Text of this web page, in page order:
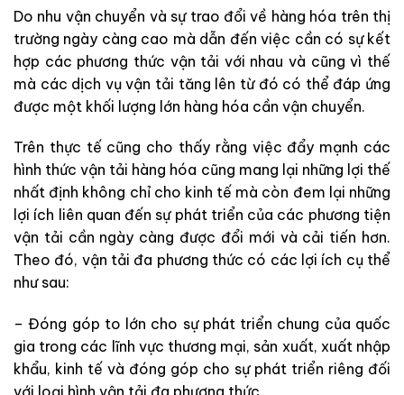
Do nhu vận chuyển và sự trao đổi về hàng hóa trên thị
trường ngày càng cao mà dẫn đến việc cần có sự kết
hợp các phương thức vận tải với nhau và cũng vì thế
mà các dịch vụ vận tải tăng lên từ đó có thể đáp ứng
được một khối lượng lớn hàng hóa cần vận chuyển.
Trên thực tế cũng cho thấy rằng việc đẩy mạnh các
hình thức vận tải hàng hóa cũng mang lại những lợi thế
nhất định không chỉ cho kinh tế mà còn đem lại những
lợi ích liên quan đến sự phát triển của các phương tiện
vận tải cần ngày càng được đổi mới và cải tiến hơn.
Theo đó, vận tải đa phương thức có các lợi ích cụ thể
như sau:
– Đóng góp to lớn cho sự phát triển chung của quốc
gia trong các lĩnh vực thương mại, sản xuất, xuất nhập
khẩu, kinh tế và đóng góp cho sự phát triển riêng đối